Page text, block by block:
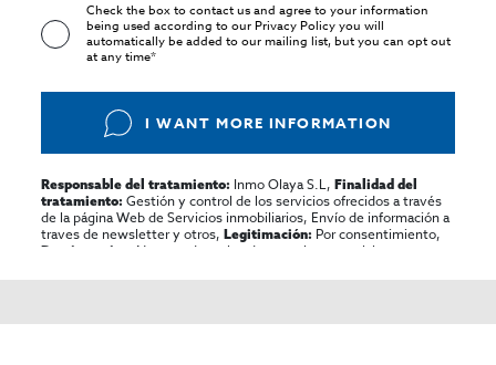
Check the box to contact us and agree to your information
being used according to ourPrivacy Policyyou will
automatically be added to our mailing list, but you can opt out
at any time*
I WANT MORE INFORMATION
Responsable del tratamiento: Inmo Olaya S.L,Finalidad del
tratamiento: Gestión y control de los servicios ofrecidos a través
de la página Web de Servicios inmobiliarios, Envío de información a
traves de newsletter y otros,Legitimación: Por consentimiento,
Destinatarios:
No se cederan los datos, salvo para elaborar
rectificar y suprimir los datos, solicitar la portabilidad de los